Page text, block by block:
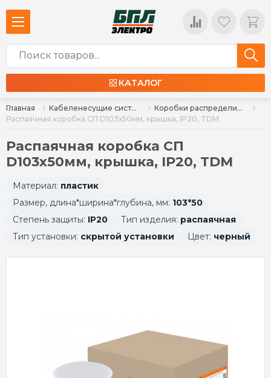
КАТАЛОГ
Главная Кабеленесущие системы и аксессуары
Коробки распределительные
Распаячная коробка СП D103х50мм, крышка, IP20, TDM
Распаячная коробка СП
D103х50мм, крышка, IP20, TDM
Материал: пластик
Размер, длина*ширина*глубина, мм: 103*50
Степень защиты: IP20 Тип изделия: распаячная
Тип установки: скрытой установки Цвет: черный